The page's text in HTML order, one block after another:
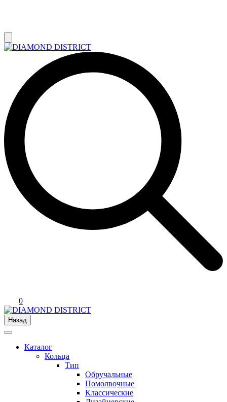
0
Назад
Каталог
Кольца
Тип
Обручальные
Помолвочные
Классические